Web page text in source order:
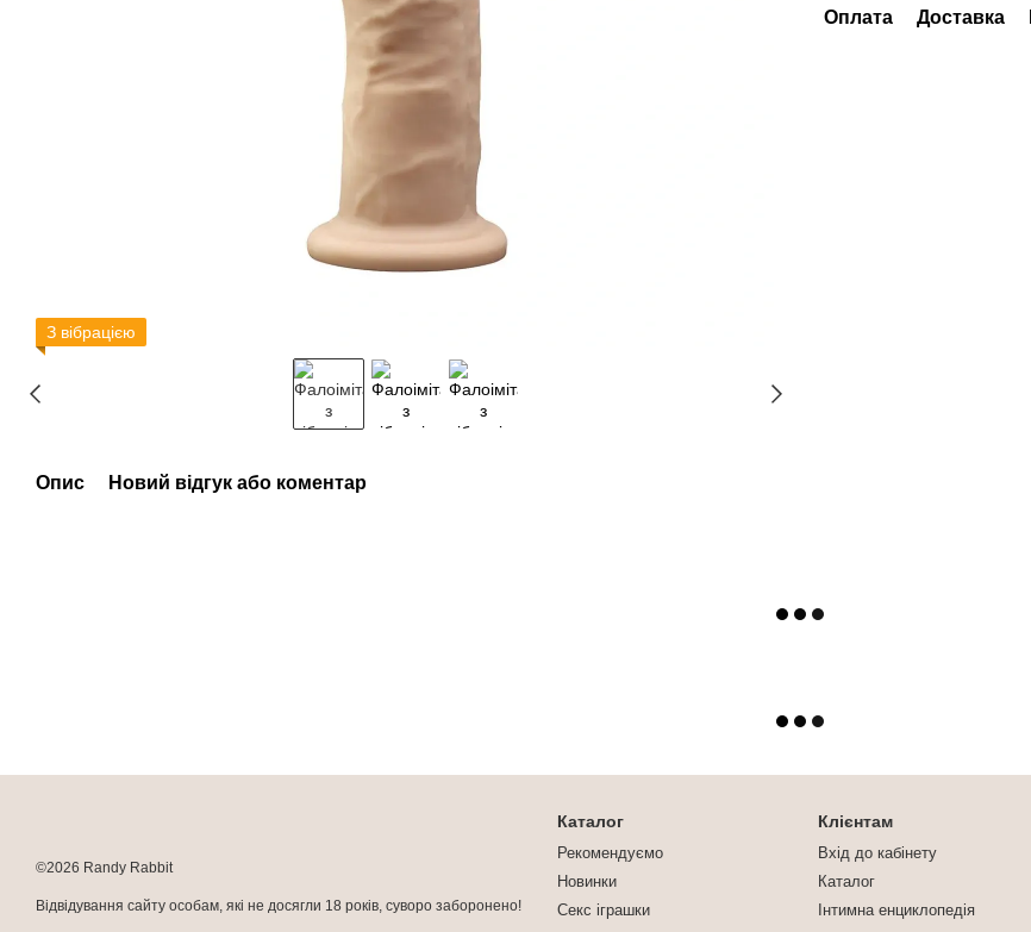
З вібрацією
Опис Новий відгук або коментар
Оплата Доставка
©2026 Randy Rabbit
Відвідування сайту особам, які не досягли 18 років, суворо заборонено!
Каталог
Рекомендуємо
Новинки
Секс іграшки
Клієнтам
Вхід до кабінету
Каталог
Інтимна енциклопедія